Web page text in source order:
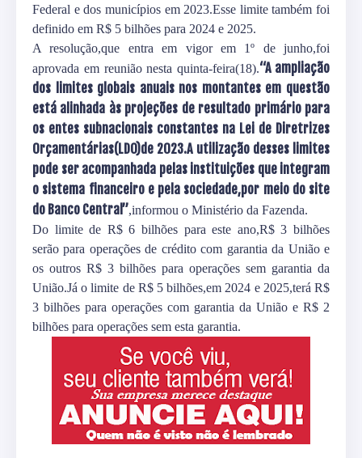
Federal e dos municípios em 2023.Esse limite também foi
definido em R$ 5 bilhões para 2024 e 2025.
A resolução,que entra em vigor em 1º de junho,foi
aprovada em reunião nesta quinta-feira(18).“A ampliação
dos limites globais anuais nos montantes em questão
está alinhada às projeções de resultado primário para
os entes subnacionais constantes na Lei de Diretrizes
Orçamentárias(LDO)de 2023.A utilização desses limites
pode ser acompanhada pelas instituições que integram
o sistema financeiro e pela sociedade,por meio do site
do Banco Central”,informou o Ministério da Fazenda.
Do limite de R$ 6 bilhões para este ano,R$ 3 bilhões
serão para operações de crédito com garantia da União e
os outros R$ 3 bilhões para operações sem garantia da
União.Já o limite de R$ 5 bilhões,em 2024 e 2025,terá R$
3 bilhões para operações com garantia da União e R$ 2
bilhões para operações sem esta garantia.